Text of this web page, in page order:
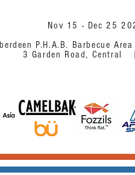
Nov 15 - Dec 25
P.H.A.B. Barbecue
3 Garden Road,